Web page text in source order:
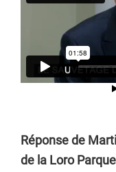
Réponse de
de la Loro